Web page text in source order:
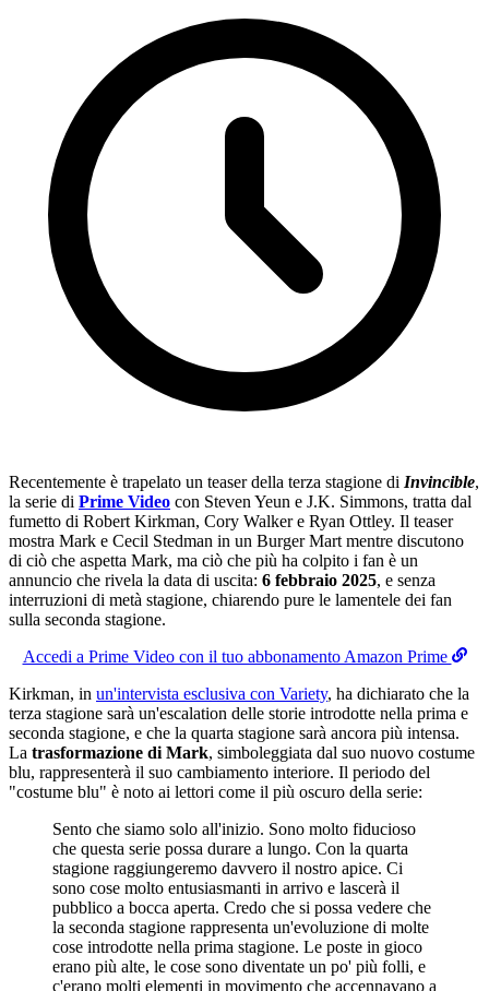
Recentemente è trapelato un teaser della terza stagione di Invincible,
la serie di Prime Video con Steven Yeun e J.K. Simmons, tratta dal
fumetto di Robert Kirkman, Cory Walker e Ryan Ottley. Il teaser
mostra Mark e Cecil Stedman in un Burger Mart mentre discutono
di ciò che aspetta Mark, ma ciò che più ha colpito i fan è un
annuncio che rivela la data di uscita: 6 febbraio 2025, e senza
interruzioni di metà stagione, chiarendo pure le lamentele dei fan
sulla seconda stagione.
Accedi a Prime Video con il tuo abbonamento Amazon Prime
Kirkman, in un'intervista esclusiva con Variety, ha dichiarato che la
terza stagione sarà un'escalation delle storie introdotte nella prima e
seconda stagione, e che la quarta stagione sarà ancora più intensa.
La trasformazione di Mark, simboleggiata dal suo nuovo costume
blu, rappresenterà il suo cambiamento interiore. Il periodo del
"costume blu" è noto ai lettori come il più oscuro della serie:
Sento che siamo solo all'inizio. Sono molto fiducioso
che questa serie possa durare a lungo. Con la quarta
stagione raggiungeremo davvero il nostro apice. Ci
sono cose molto entusiasmanti in arrivo e lascerà il
pubblico a bocca aperta. Credo che si possa vedere che
la seconda stagione rappresenta un'evoluzione di molte
cose introdotte nella prima stagione. Le poste in gioco
erano più alte, le cose sono diventate un po' più folli, e
c'erano molti elementi in movimento che accennavano a